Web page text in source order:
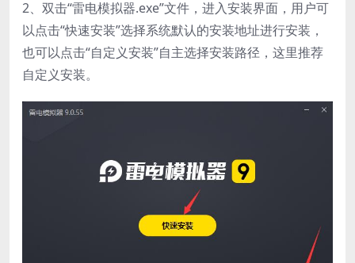
2、双击“雷电模拟器.exe”文件，进入安装界面，用户可
以点击“快速安装”选择系统默认的安装地址进行安装，
也可以点击“自定义安装”自主选择安装路径，这里推荐
自定义安装。